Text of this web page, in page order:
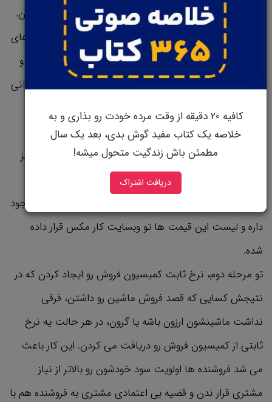
کردن فعالانه و با پیگیری و تلاش زیاد این مشکلو برطرف کنن.
اونا موقعیت رو سنجیدن، یه لیست از نگرانی ها و دغدغه های
مختلف مردم نسبت به خرید ماشین دست دوم تهیه کردن و
در ادامه یکی یکی این موارد رو برطرف کردن و ریشه این نگرانی
هارو از بین بردن.
اول از همه قضیه جونه زدن موقع خرید رو برطرف کردن. اونا
متوجه شدن که خریدارا از چونه زدن سر قیمت متنفرن و چیز
جدیدی به اسم قیمت گذاری بدون چونه زنی رو ارائه دادن.
معنیش اینه که فقط یه قیمت غیرقابل تغییر برای ماشین وجود
داره و لیست این قیمت ها تو وبسایت کار مکس قرار داده
شده.
تو مرحله دوم، نرخ ثابت کمیسیون فروش رو ایجاد کردن که در
نتیجش کسایی که قصد فروش ماشین رو داشتن، فرقی
نداشت ماشینشون ارزون باشه یا گرون، در هر حالت یه نرخ
ثابتی از کمیسیون فروش رو دریافت می کردن. این کار باعث
می شد فروشنده ها اولویت سود خودشون رو بالاتر از نیاز
مشتری قرار ندن و قضیه بی اعتمادی مشتری به فروشنده هم با
کافیه 20 دقیقه از وقت مرده خودت رو بذاری و به
خلاصه یک کتاب مفید گوش بدی، بعد یک سال
مطمئن باش زندگیت متحول میشه!
دریافت اشتراک